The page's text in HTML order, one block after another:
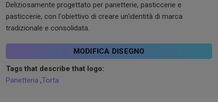
Deliziosamente progettato per panetterie, pasticcerie e
pasticcerie, con l'obiettivo di creare un'identità di marca
tradizionale e consolidata.
MODIFICA DISEGNO
Tags that describe that logo:
Panetteria ,Torta